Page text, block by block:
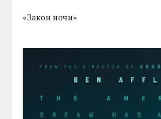
«Закон ночи»